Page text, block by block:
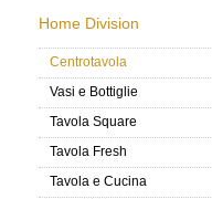
Home Division
Centrotavola
Vasi e Bottiglie
Tavola Square
Tavola Fresh
Tavola e Cucina